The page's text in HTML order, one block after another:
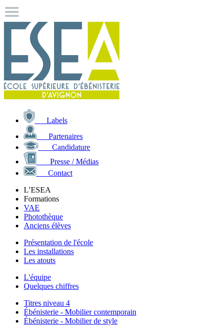
Labels
Partenaires
Candidature
Presse / Médias
Contact
L’ESEA
Formations
VAE
Photothèque
Anciens élèves
Présentation de l'école
Les installations
Les atouts
L'équipe
Quelques chiffres
Titres niveau 4
Ébénisterie - Mobilier contemporain
Ébénisterie - Mobilier de style